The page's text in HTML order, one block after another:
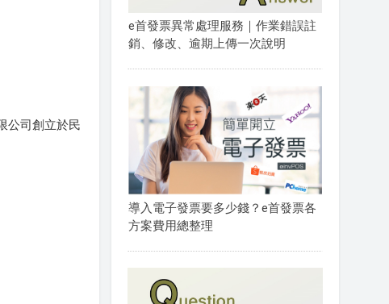
公司創立於民
e首發票異常處理服務｜作業錯誤註
銷、修改、逾期上傳一次說明
導入電子發票要多少錢？e首發票各
方案費用總整理